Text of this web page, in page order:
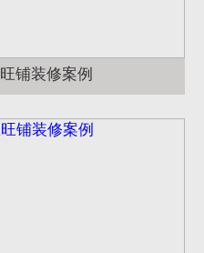
铺装修案例